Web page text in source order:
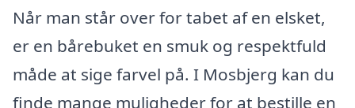
Når man står over for tabet af en elsket,
er en bårebuket en smuk og respektfuld
måde at sige farvel på. I Mosbjerg kan du
finde mange muligheder for at bestille en